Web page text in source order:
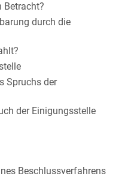
Betracht?
durch die
Spruchs der
der Einigungsstelle
Beschlussverfahrens